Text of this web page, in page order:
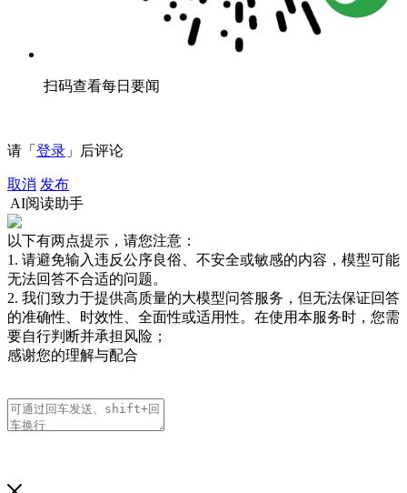
扫码查看每日要闻
请「 登录 」后评论
取消 发布
AI阅读助手
以下有两点提示，请您注意：
1. 请避免输入违反公序良俗、不安全或敏感的内容，模型可能
无法回答不合适的问题。
2. 我们致力于提供高质量的大模型问答服务，但无法保证回答
的准确性、时效性、全面性或适用性。在使用本服务时，您需
要自行判断并承担风险；
感谢您的理解与配合